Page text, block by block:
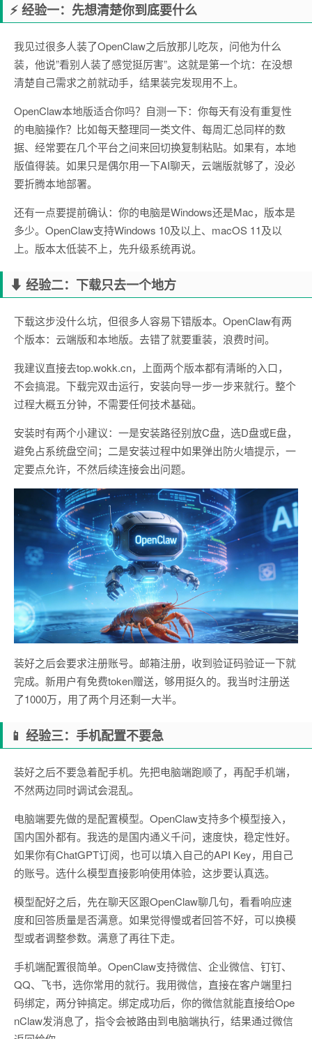
⚡ 经验一：先想清楚你到底要什么
我见过很多人装了OpenClaw之后放那儿吃灰，问他为什么
装，他说”看别人装了感觉挺厉害”。这就是第一个坑：在没想
清楚自己需求之前就动手，结果装完发现用不上。
OpenClaw本地版适合你吗？自测一下：你每天有没有重复性
的电脑操作？比如每天整理同一类文件、每周汇总同样的数
据、经常要在几个平台之间来回切换复制粘贴。如果有，本地
版值得装。如果只是偶尔用一下AI聊天，云端版就够了，没必
要折腾本地部署。
还有一点要提前确认：你的电脑是Windows还是Mac，版本是
多少。OpenClaw支持Windows 10及以上、macOS 11及以
上。版本太低装不上，先升级系统再说。
⬇ 经验二：下载只去一个地方
下载这步没什么坑，但很多人容易下错版本。OpenClaw有两
个版本：云端版和本地版。去错了就要重装，浪费时间。
我建议直接去top.wokk.cn，上面两个版本都有清晰的入口，
不会搞混。下载完双击运行，安装向导一步一步来就行。整个
过程大概五分钟，不需要任何技术基础。
安装时有两个小建议：一是安装路径别放C盘，选D盘或E盘，
避免占系统盘空间；二是安装过程中如果弹出防火墙提示，一
定要点允许，不然后续连接会出问题。
装好之后会要求注册账号。邮箱注册，收到验证码验证一下就
完成。新用户有免费token赠送，够用挺久的。我当时注册送
了1000万，用了两个月还剩一大半。
📱 经验三：手机配置不要急
装好之后不要急着配手机。先把电脑端跑顺了，再配手机端，
不然两边同时调试会混乱。
电脑端要先做的是配置模型。OpenClaw支持多个模型接入，
国内国外都有。我选的是国内通义千问，速度快，稳定性好。
如果你有ChatGPT订阅，也可以填入自己的API Key，用自己
的账号。选什么模型直接影响使用体验，这步要认真选。
模型配好之后，先在聊天区跟OpenClaw聊几句，看看响应速
度和回答质量是否满意。如果觉得慢或者回答不好，可以换模
型或者调整参数。满意了再往下走。
手机端配置很简单。OpenClaw支持微信、企业微信、钉钉、
QQ、飞书，选你常用的就行。我用微信，直接在客户端里扫
码绑定，两分钟搞定。绑定成功后，你的微信就能直接给Ope
nClaw发消息了，指令会被路由到电脑端执行，结果通过微信